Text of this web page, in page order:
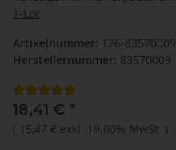
T-Loc
Artikelnummer: 126-83570009
Herstellernummer: 83570009
18,41 € *
( 15,47 € exkl. 19.00% MwSt. )